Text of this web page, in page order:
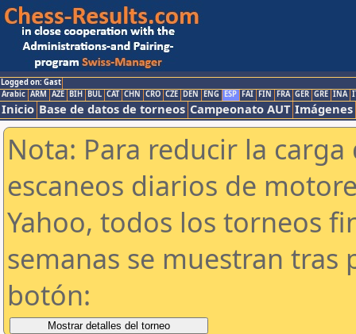
Logged on: Gast
Arabic ARM AZE BIH BUL CAT CHN CRO CZE DEN ENG ESP FAI FIN FRA GER GRE INA
Inicio Base de datos de torneos Campeonato AUT Imágenes
Nota: Para reducir la
escaneos diarios de
Yahoo, todos los torneos
semanas se muestran tras
botón: